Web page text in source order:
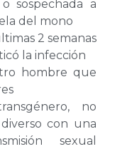
sospechada a
del mono
2 semanas
la infección
hombre que
no
con una
sexual